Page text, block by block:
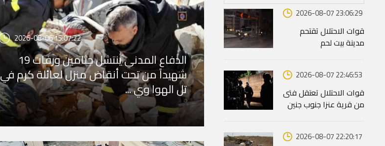
2026-08-06 15:07:22
الدفاع المدني ينتشل جثامين ورفات 19
شهيداً من تحت أنقاض منزل لعائلة كرم في
تل الهوا وي ...
2026-08-07 23:06:29
قوات الاحتلال تقتحم
مدينة بيت لحم
2026-08-07 22:46:53
قوات الاحتلال تعتقل فتى
من قرية عنزا جنوب جنين
2026-08-07 22:20:17